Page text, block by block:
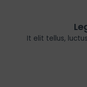
It elit tellus,